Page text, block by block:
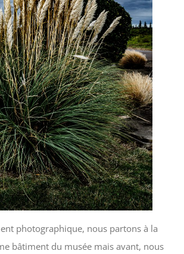
photographique, nous partons à la
bâtiment du musée mais avant, nous